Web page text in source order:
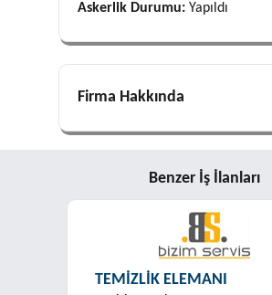
Askerlik Durumu: Yapıldı
Firma Hakkında
Benzer İş İlanları
TEMİZLİK ELEMANI